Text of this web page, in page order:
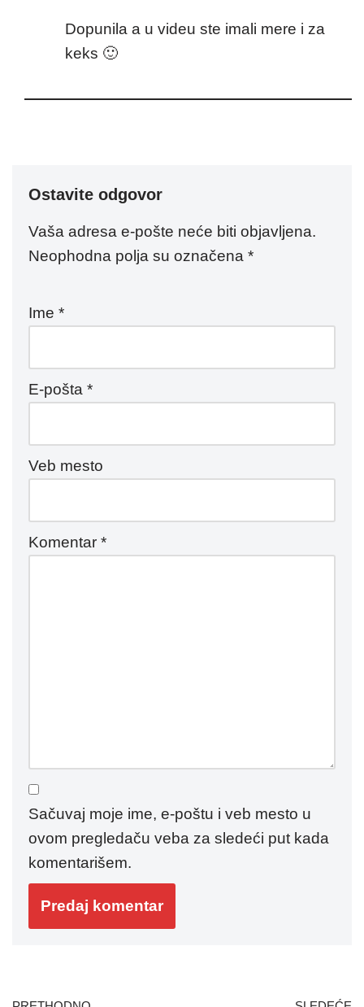
Dopunila a u videu ste imali mere i za
keks 🙂
Ostavite odgovor
Vaša adresa e-pošte neće biti objavljena.
Neophodna polja su označena *
Ime *
E-pošta *
Veb mesto
Komentar *
Sačuvaj moje ime, e-poštu i veb mesto u
ovom pregledaču veba za sledeći put kada
komentarišem.